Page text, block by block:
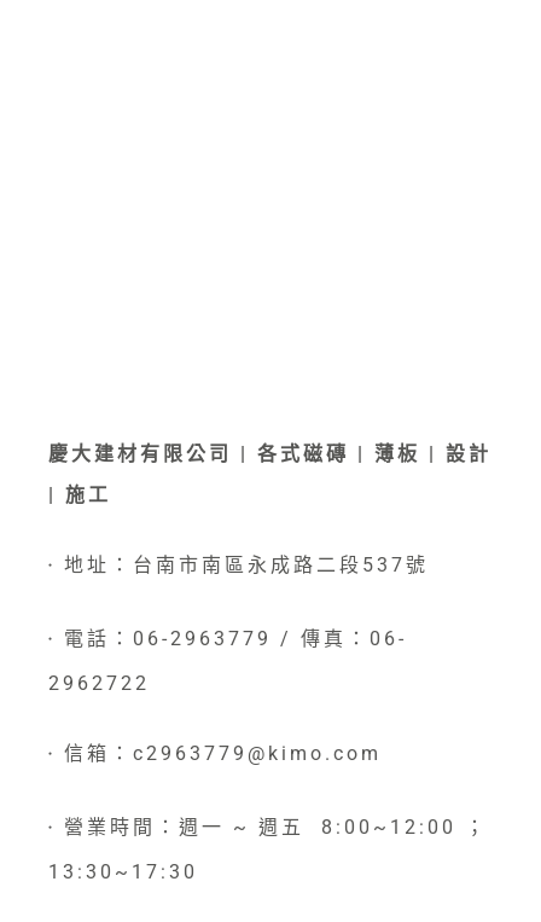
慶大建材有限公司 | 各式磁磚 | 薄板 | 設計
| 施工
● 地址：台南市南區永成路二段537號
●
電話：06-2963779 / 傳真：06-
2962722
● 信箱：c2963779@kimo.com
●
營業時間：週一 ~ 週五 8:00~12:00 ；
13:30~17:30